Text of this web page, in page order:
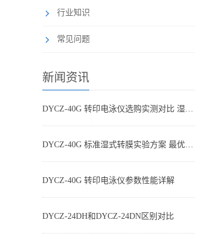
行业知识
常见问题
新闻资讯
DYCZ-40G 转印电泳仪选购实测对比 湿转设备怎么选不踩坑
DYCZ-40G 标准湿式转膜实验方案 最优参数搭配
DYCZ-40G 转印电泳仪参数性能详解
DYCZ-24DH和DYCZ-24DN区别对比